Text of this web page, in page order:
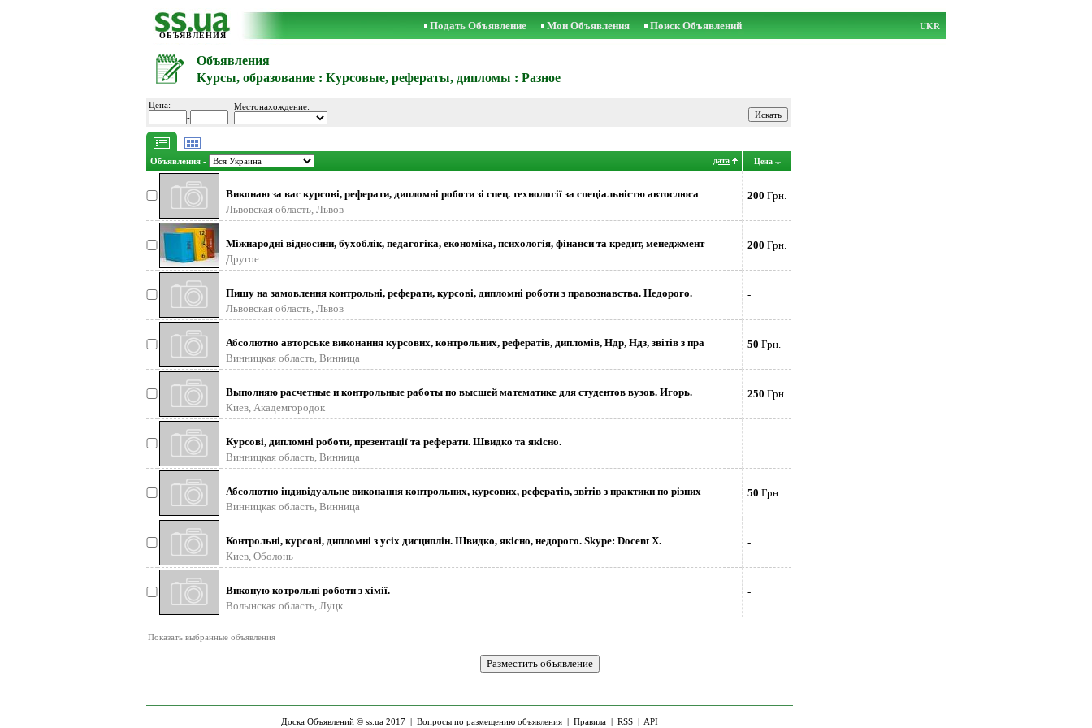
ОБЪЯВЛЕНИЯ
Подать Объявление Мои Объявления Поиск Объявлений UKR
Объявления
Курсы, образование : Курсовые, рефераты, дипломы : Разное
Цена:
-
Местонахождение:
Объявления - дата Цена
Виконаю за вас курсові, реферати, дипломні роботи зі спец. технології за спеціальністю автослюса
Львовская область, Львов
200 Грн.
Міжнародні відносини, бухоблік, педагогіка, економіка, психологія, фінанси та кредит, менеджмент
Другое
200 Грн.
Пишу на замовлення контрольні, реферати, курсові, дипломні роботи з правознавства. Недорого.
Львовская область, Львов
-
Абсолютно авторське виконання курсових, контрольних, рефератів, дипломів, Ндр, Ндз, звітів з пра
Винницкая область, Винница
50 Грн.
Выполняю расчетные и контрольные работы по высшей математике для студентов вузов. Игорь.
Киев, Академгородок
250 Грн.
Курсові, дипломні роботи, презентації та реферати. Швидко та якісно.
Винницкая область, Винница
-
Абсолютно індивідуальне виконання контрольних, курсових, рефератів, звітів з практики по різних
Винницкая область, Винница
50 Грн.
Контрольні, курсові, дипломні з усіх дисциплін. Швидко, якісно, недорого. Skype: Docent X.
Киев, Оболонь
-
Виконую котрольні роботи з хімії.
Волынская область, Луцк
-
Показать выбранные объявления
Доска Объявлений © ss.ua 2017 | Вопросы по размещению объявления | Правила | RSS | API